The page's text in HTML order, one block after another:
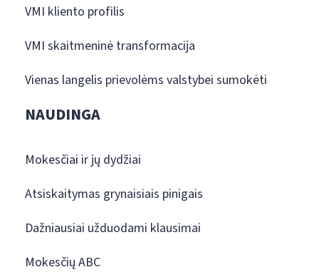
VMI kliento profilis
VMI skaitmeninė transformacija
Vienas langelis prievolėms valstybei sumokėti
NAUDINGA
Mokesčiai ir jų dydžiai
Atsiskaitymas grynaisiais pinigais
Dažniausiai užduodami klausimai
Mokesčių ABC